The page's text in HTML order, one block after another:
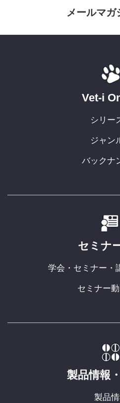
メールマガ
Vet-i
シリー
ジャン
バックナ
セミナ
学会・セミナー・
セミナー
製品情報
製品